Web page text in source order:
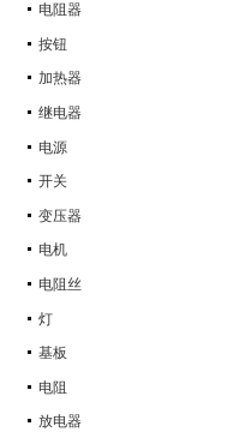
电阻器
按钮
加热器
继电器
电源
开关
变压器
电机
电阻丝
灯
基板
电阻
放电器